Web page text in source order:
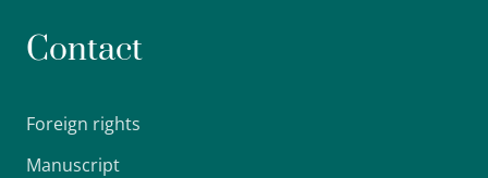
Contact
Foreign rights
Manuscript